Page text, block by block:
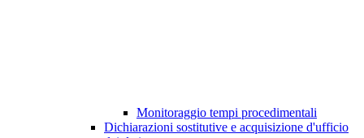
Monitoraggio tempi procedimentali
Dichiarazioni sostitutive e acquisizione d'ufficio